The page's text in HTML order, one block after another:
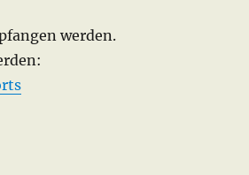
werden.